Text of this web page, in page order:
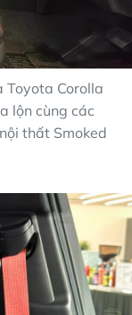
Toyota Corolla
lộn cùng các
thất Smoked